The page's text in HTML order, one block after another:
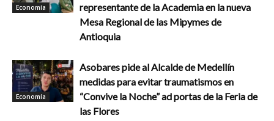
Economía
representante de la Academia en la nueva
Mesa Regional de las Mipymes de
Antioquia
Economía
Asobares pide al Alcalde de Medellín
medidas para evitar traumatismos en
“Convive la Noche” ad portas de la Feria de
las Flores